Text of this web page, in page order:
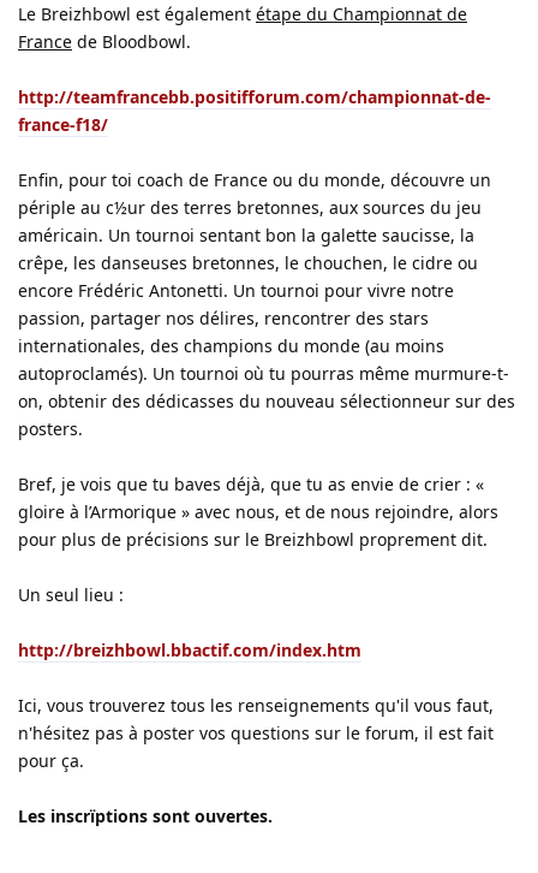
Le Breizhbowl est également étape du Championnat de
France de Bloodbowl.
http://teamfrancebb.positifforum.com/championnat-de-
france-f18/
Enfin, pour toi coach de France ou du monde, découvre un
périple au c½ur des terres bretonnes, aux sources du jeu
américain. Un tournoi sentant bon la galette saucisse, la
crêpe, les danseuses bretonnes, le chouchen, le cidre ou
encore Frédéric Antonetti. Un tournoi pour vivre notre
passion, partager nos délires, rencontrer des stars
internationales, des champions du monde (au moins
autoproclamés). Un tournoi où tu pourras même murmure-t-
on, obtenir des dédicasses du nouveau sélectionneur sur des
posters.
Bref, je vois que tu baves déjà, que tu as envie de crier : «
gloire à l’Armorique » avec nous, et de nous rejoindre, alors
pour plus de précisions sur le Breizhbowl proprement dit.
Un seul lieu :
http://breizhbowl.bbactif.com/index.htm
Ici, vous trouverez tous les renseignements qu'il vous faut,
n'hésitez pas à poster vos questions sur le forum, il est fait
pour ça.
Les inscrïptions sont ouvertes.